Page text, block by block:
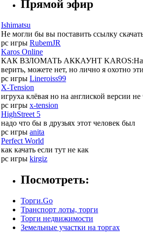
Прямой эфир
Ishimatsu
Не могли бы вы поставить ссылку
pc игры RubemJR
Karos Online
КАК ВЗЛОМАТЬ АККАУНТ
верить, можете нет, но лично я охотно
pc игры Lineroiss99
X-Tension
игруха клёвая но на англиской версии
pc игры x-tension
HighStreet 5
надо что бы в друзьях этот человек был
pc игры anita
Perfect World
как качать если тут не как
pc игры kirgiz
Посмотреть:
Торги.Go
Транспорт лоты, торги
Торги недвижимости
Земельные участки на торгах